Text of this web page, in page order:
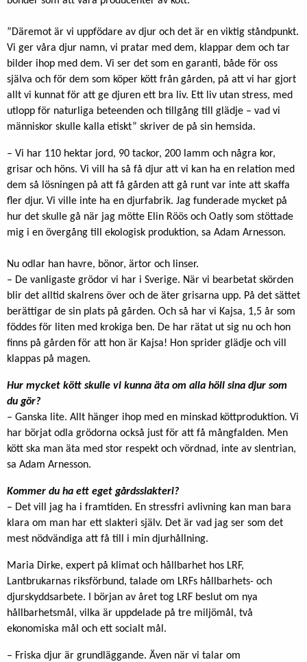
”Däremot är vi uppfödare av djur och det är en viktig ståndpunkt.
Vi ger våra djur namn, vi pratar med dem, klappar dem och tar
bilder ihop med dem. Vi ser det som en garanti, både för oss
själva och för dem som köper kött från gården, på att vi har gjort
allt vi kunnat för att ge djuren ett bra liv. Ett liv utan stress, med
utlopp för naturliga beteenden och tillgång till glädje – vad vi
människor skulle kalla etiskt” skriver de på sin hemsida.
– Vi har 110 hektar jord, 90 tackor, 200 lamm och några kor,
grisar och höns. Vi vill ha så få djur att vi kan ha en relation med
dem så lösningen på att få gården att gå runt var inte att skaffa
fler djur. Vi ville inte ha en djurfabrik. Jag funderade mycket på
hur det skulle gå när jag mötte Elin Röös och Oatly som stöttade
mig i en övergång till ekologisk produktion, sa Adam Arnesson.
Nu odlar han havre, bönor, ärtor och linser.
– De vanligaste grödor vi har i Sverige. När vi bearbetat skörden
blir det alltid skalrens över och de äter grisarna upp. På det sättet
berättigar de sin plats på gården. Och så har vi Kajsa, 1,5 år som
föddes för liten med krokiga ben. De har rätat ut sig nu och hon
finns på gården för att hon är Kajsa! Hon sprider glädje och vill
klappas på magen.
Hur mycket kött skulle vi kunna äta om alla höll sina djur som
du gör?
– Ganska lite. Allt hänger ihop med en minskad köttproduktion. Vi
har börjat odla grödorna också just för att få mångfalden. Men
kött ska man äta med stor respekt och vördnad, inte av slentrian,
sa Adam Arnesson.
Kommer du ha ett eget gårdsslakteri?
– Det vill jag ha i framtiden. En stressfri avlivning kan man bara
klara om man har ett slakteri själv. Det är vad jag ser som det
mest nödvändiga att få till i min djurhållning.
Maria Dirke, expert på klimat och hållbarhet hos LRF,
Lantbrukarnas riksförbund, talade om LRFs hållbarhets- och
djurskyddsarbete. I början av året tog LRF beslut om nya
hållbarhetsmål, vilka är uppdelade på tre miljömål, två
ekonomiska mål och ett socialt mål.
– Friska djur är grundläggande. Även när vi talar om